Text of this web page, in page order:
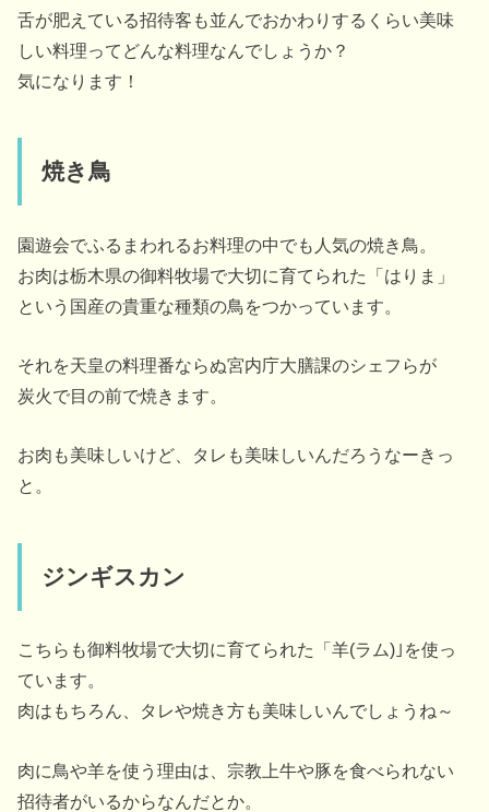
舌が肥えている招待客も並んでおかわりするくらい美味
しい料理ってどんな料理なんでしょうか？
気になります！
焼き鳥
園遊会でふるまわれるお料理の中でも人気の焼き鳥。
お肉は栃木県の御料牧場で大切に育てられた「はりま」
という国産の貴重な種類の鳥をつかっています。
それを天皇の料理番ならぬ宮内庁大膳課のシェフらが
炭火で目の前で焼きます。
お肉も美味しいけど、タレも美味しいんだろうなーきっ
と。
ジンギスカン
こちらも御料牧場で大切に育てられた「羊(ラム)｣を使っ
ています。
肉はもちろん、タレや焼き方も美味しいんでしょうね～
肉に鳥や羊を使う理由は、宗教上牛や豚を食べられない
招待者がいるからなんだとか。